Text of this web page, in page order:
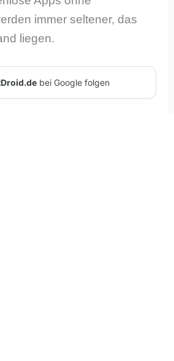
immer seltener, das
liegen.
bei Google folgen